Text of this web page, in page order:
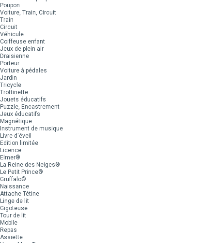
Poupon
Voiture, Train, Circuit
Train
Circuit
Véhicule
Coiffeuse enfant
Jeux de plein air
Draisienne
Porteur
Voiture à pédales
Jardin
Tricycle
Trottinette
Jouets éducatifs
Puzzle, Encastrement
Jeux éducatifs
Magnétique
Instrument de musique
Livre d'éveil
Edition limitée
Licence
Elmer®
La Reine des Neiges®
Le Petit Prince®
Gruffalo©
Naissance
Attache Tétine
Linge de lit
Gigoteuse
Tour de lit
Mobile
Repas
Assiette